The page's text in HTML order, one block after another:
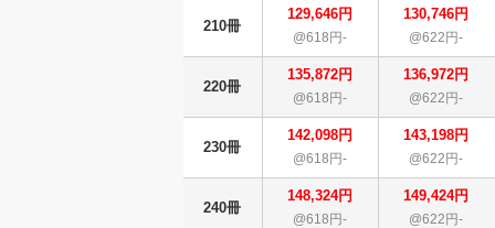
210冊
129,646円
@618円-
130,746円
@622円-
220冊
135,872円
@618円-
136,972円
@622円-
230冊
142,098円
@618円-
143,198円
@622円-
240冊
148,324円
@618円-
149,424円
@622円-